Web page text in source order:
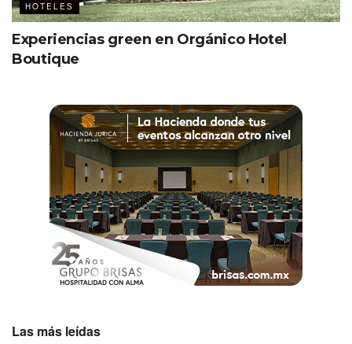
HOTELES
Experiencias green en Orgánico Hotel
Boutique
Las más leídas